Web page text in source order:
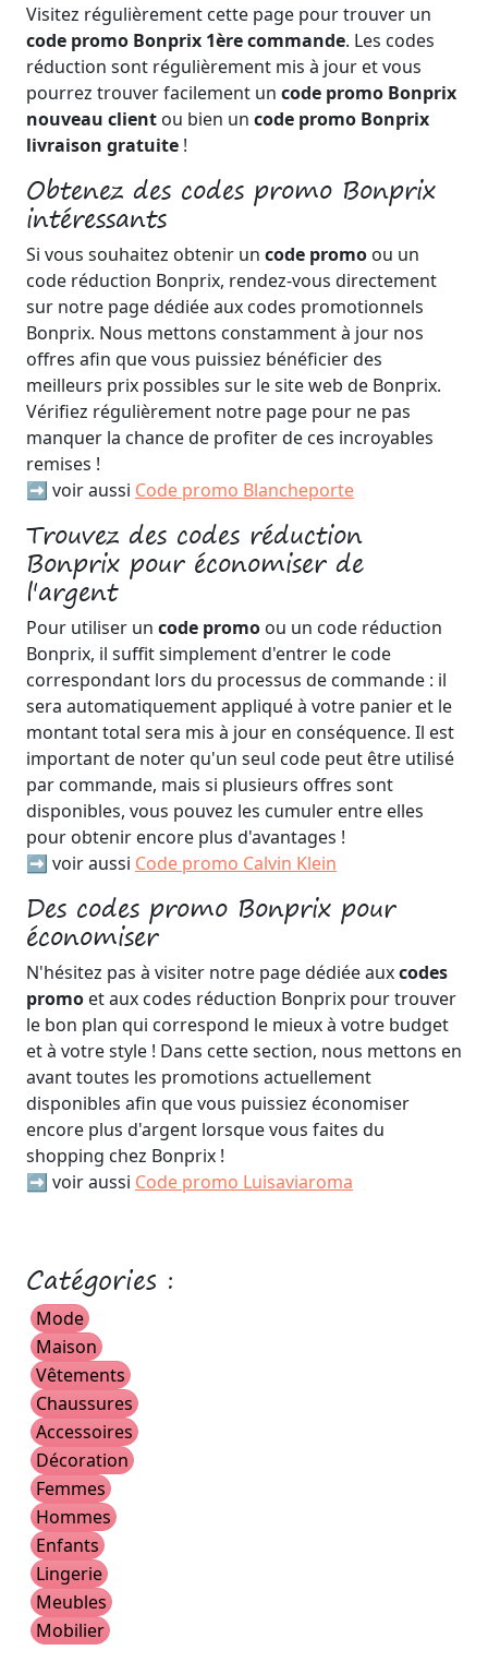
Visitez régulièrement cette page pour trouver un
code promo Bonprix 1ère commande. Les codes
réduction sont régulièrement mis à jour et vous
pourrez trouver facilement un code promo Bonprix
nouveau client ou bien un code promo Bonprix
livraison gratuite !
Obtenez des codes promo Bonprix
intéressants
Si vous souhaitez obtenir un code promo ou un
code réduction Bonprix, rendez-vous directement
sur notre page dédiée aux codes promotionnels
Bonprix. Nous mettons constamment à jour nos
offres afin que vous puissiez bénéficier des
meilleurs prix possibles sur le site web de Bonprix.
Vérifiez régulièrement notre page pour ne pas
manquer la chance de profiter de ces incroyables
remises !
➡️ voir aussi Code promo Blancheporte
Trouvez des codes réduction
Bonprix pour économiser de
l'argent
Pour utiliser un code promo ou un code réduction
Bonprix, il suffit simplement d'entrer le code
correspondant lors du processus de commande : il
sera automatiquement appliqué à votre panier et le
montant total sera mis à jour en conséquence. Il est
important de noter qu'un seul code peut être utilisé
par commande, mais si plusieurs offres sont
disponibles, vous pouvez les cumuler entre elles
pour obtenir encore plus d'avantages !
➡️ voir aussi Code promo Calvin Klein
Des codes promo Bonprix pour
économiser
N'hésitez pas à visiter notre page dédiée auxcodes
promo et aux codes réduction Bonprix pour trouver
le bon plan qui correspond le mieux à votre budget
et à votre style ! Dans cette section, nous mettons en
avant toutes les promotions actuellement
disponibles afin que vous puissiez économiser
encore plus d'argent lorsque vous faites du
shopping chez Bonprix !
➡️ voir aussi Code promo Luisaviaroma
Catégories :
Mode
Maison
Vêtements
Chaussures
Accessoires
Décoration
Femmes
Hommes
Enfants
Lingerie
Meubles
Mobilier